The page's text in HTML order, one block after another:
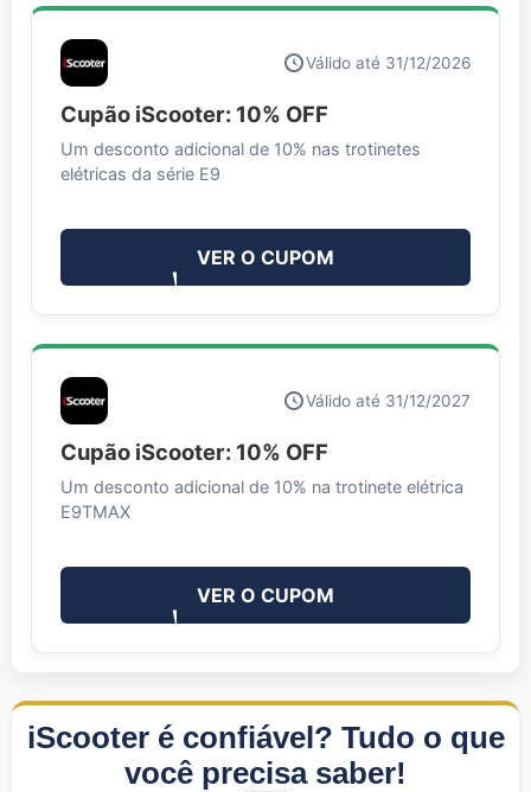
Válido até 31/12/2026
Cupão iScooter: 10% OFF
Um desconto adicional de 10% nas trotinetes
elétricas da série E9
VER O CUPOM
Válido até 31/12/2027
Cupão iScooter: 10% OFF
Um desconto adicional de 10% na trotinete elétrica
E9TMAX
VER O CUPOM
iScooter é confiável? Tudo o que
você precisa saber!